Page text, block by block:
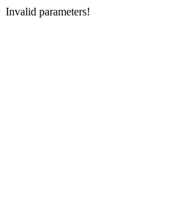
Invalid parameters!